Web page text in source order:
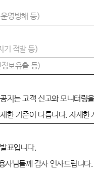
운영방해 등)
기 적발 등)
정보유출 등)
지는 고객 신고와 모니터링
한 기준이 다릅니다.자세한
표입니다.
사님들께 감사 인사드립니다.